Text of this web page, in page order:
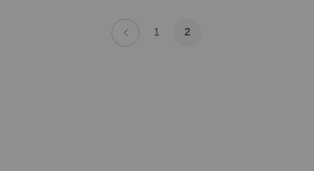
Страница
Назад
Страница
1 В
2